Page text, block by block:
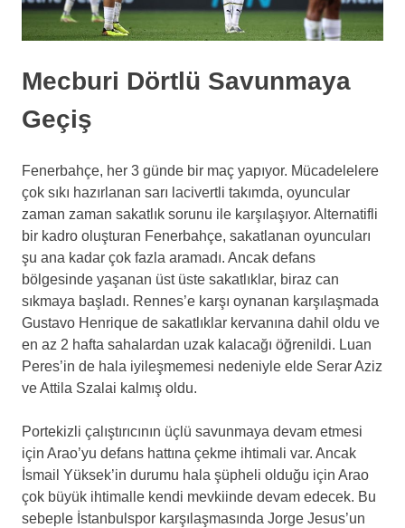
Mecburi Dörtlü Savunmaya
Geçiş
Fenerbahçe, her 3 günde bir maç yapıyor. Mücadelelere
çok sıkı hazırlanan sarı lacivertli takımda, oyuncular
zaman zaman sakatlık sorunu ile karşılaşıyor. Alternatifli
bir kadro oluşturan Fenerbahçe, sakatlanan oyuncuları
şu ana kadar çok fazla aramadı. Ancak defans
bölgesinde yaşanan üst üste sakatlıklar, biraz can
sıkmaya başladı. Rennes’e karşı oynanan karşılaşmada
Gustavo Henrique de sakatlıklar kervanına dahil oldu ve
en az 2 hafta sahalardan uzak kalacağı öğrenildi. Luan
Peres’in de hala iyileşmemesi nedeniyle elde Serar Aziz
ve Attila Szalai kalmış oldu.
Portekizli çalıştırıcının üçlü savunmaya devam etmesi
için Arao’yu defans hattına çekme ihtimali var. Ancak
İsmail Yüksek’in durumu hala şüpheli olduğu için Arao
çok büyük ihtimalle kendi mevkiinde devam edecek. Bu
sebeple İstanbulspor karşılaşmasında Jorge Jesus’un